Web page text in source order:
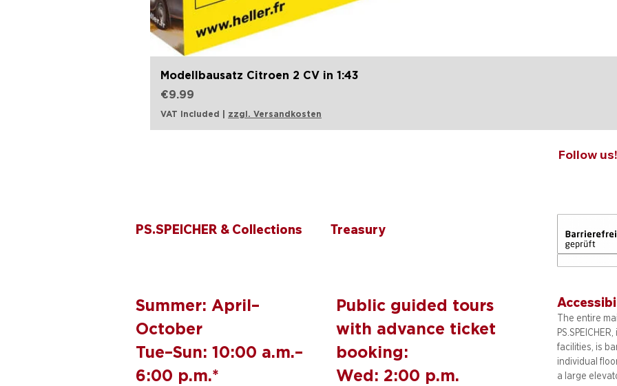
Modellbausatz Citroen 2 CV in 1:43
Price
€9.99
VAT Included | zzgl. Versandkosten
PS.SPEICHER & Collections Treasury
Summer: April–
October
Tue–Sun: 10:00 a.m.–
6:00 p.m.*
Public guided tours
with advance ticket
booking:
Wed: 2:00 p.m.
Follow us!
The entire
facilities, is
individual
a large